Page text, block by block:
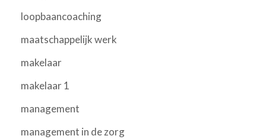
loopbaancoaching
maatschappelijk werk
makelaar
makelaar 1
management
management in de zorg